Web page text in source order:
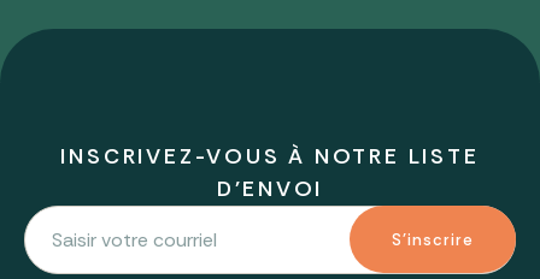
INSCRIVEZ-VOUS À NOTRE LISTE
D'ENVOI
S'inscrire